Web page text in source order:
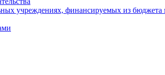
учреждениях, финансируемых из бюджета